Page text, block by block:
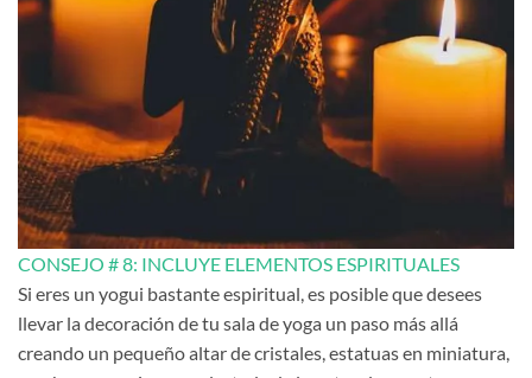
CONSEJO # 8: INCLUYE ELEMENTOS ESPIRITUALES
Si eres un yogui bastante espiritual, es posible que desees
llevar la decoración de tu sala de yoga un paso más allá
creando un pequeño altar de cristales, estatuas en miniatura,